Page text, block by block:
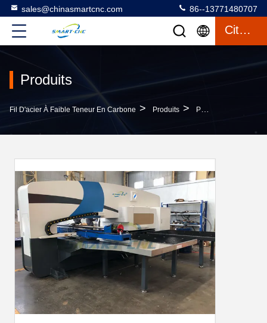
sales@chinasmartcnc.com 86--13771480707
Citation
Produits
Fil D'acier À Faible Teneur En Carbone > Produits > Poinçonneuse De Tourelle De Commande Numérique Par Ordinateur